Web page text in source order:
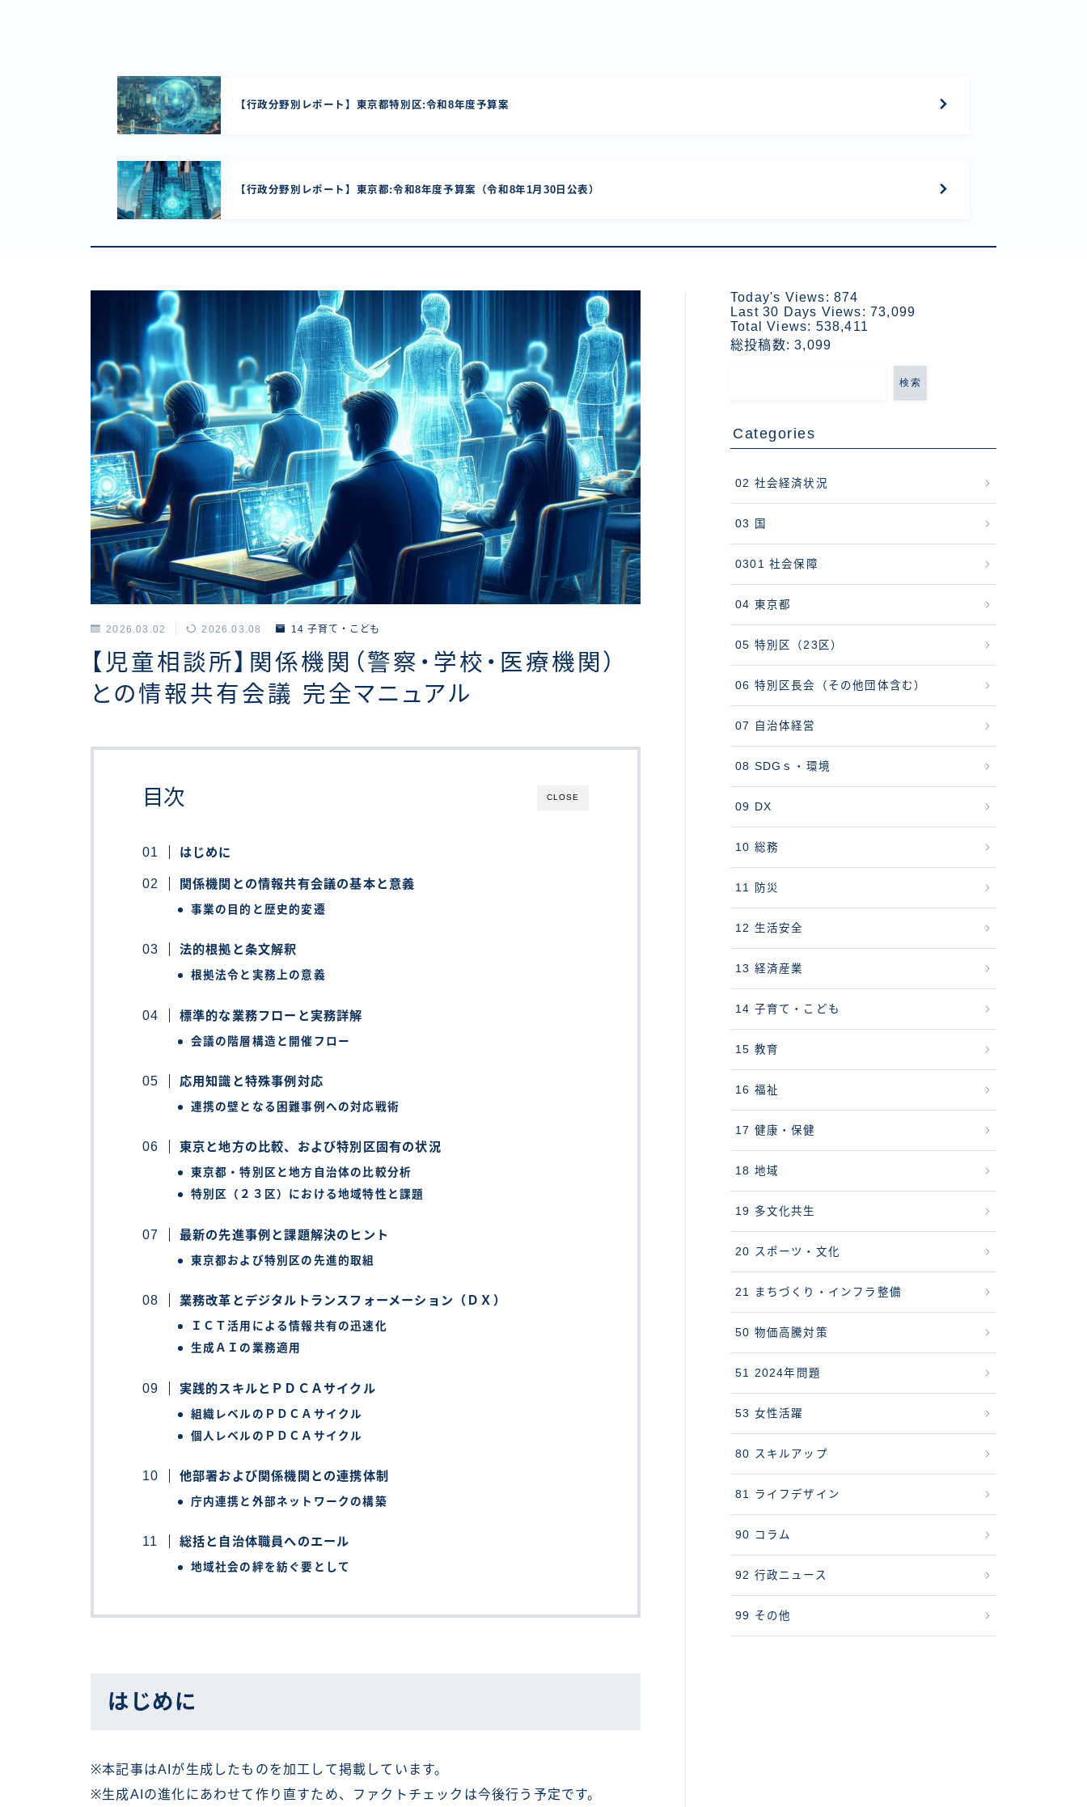
【行政分野別レポート】東京都特別区:令和8年度予算案
【行政分野別レポート】東京都:令和8年度予算案（令和8年1月30日公表）
2026.03.02 2026.03.08 14 子育て・こども
【児童相談所】関係機関（警察・学校・医療機関）
との情報共有会議 完全マニュアル
CLOSE
目次
はじめに
関係機関との情報共有会議の基本と意義
事業の目的と歴史的変遷
法的根拠と条文解釈
根拠法令と実務上の意義
標準的な業務フローと実務詳解
会議の階層構造と開催フロー
応用知識と特殊事例対応
連携の壁となる困難事例への対応戦術
東京と地方の比較、および特別区固有の状況
東京都・特別区と地方自治体の比較分析
特別区（２３区）における地域特性と課題
最新の先進事例と課題解決のヒント
東京都および特別区の先進的取組
業務改革とデジタルトランスフォーメーション（ＤＸ）
ＩＣＴ活用による情報共有の迅速化
生成ＡＩの業務適用
実践的スキルとＰＤＣＡサイクル
組織レベルのＰＤＣＡサイクル
個人レベルのＰＤＣＡサイクル
他部署および関係機関との連携体制
庁内連携と外部ネットワークの構築
総括と自治体職員へのエール
地域社会の絆を紡ぐ要として
はじめに
※本記事はAIが生成したものを加工して掲載しています。
※生成AIの進化にあわせて作り直すため、ファクトチェックは今後行う予定です。
Today's Views: 874
Last 30 Days Views: 73,099
Total Views: 538,411
総投稿数:3,099
検索
Categories
02 社会経済状況
03 国
0301 社会保障
04 東京都
05 特別区（23区）
06 特別区長会（その他団体含む）
07 自治体経営
08 SDGｓ・環境
09 DX
10 総務
11 防災
12 生活安全
13 経済産業
14 子育て・こども
15 教育
16 福祉
17 健康・保健
18 地域
19 多文化共生
20 スポーツ・文化
21 まちづくり・インフラ整備
50 物価高騰対策
51 2024年問題
53 女性活躍
80 スキルアップ
81 ライフデザイン
90 コラム
92 行政ニュース
99 その他